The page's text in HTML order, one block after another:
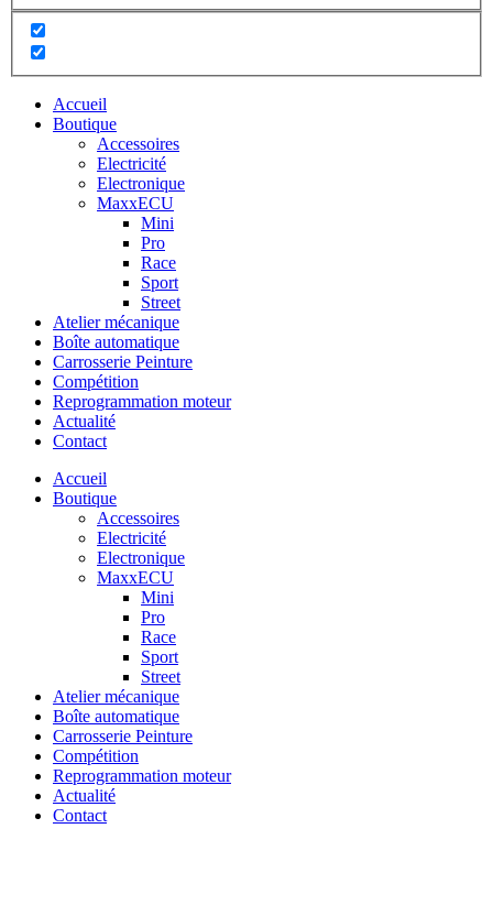
Accueil
Boutique
Accessoires
Electricité
Electronique
MaxxECU
Mini
Pro
Race
Sport
Street
Atelier mécanique
Boîte automatique
Carrosserie Peinture
Compétition
Reprogrammation moteur
Actualité
Contact
Accueil
Boutique
Accessoires
Electricité
Electronique
MaxxECU
Mini
Pro
Race
Sport
Street
Atelier mécanique
Boîte automatique
Carrosserie Peinture
Compétition
Reprogrammation moteur
Actualité
Contact